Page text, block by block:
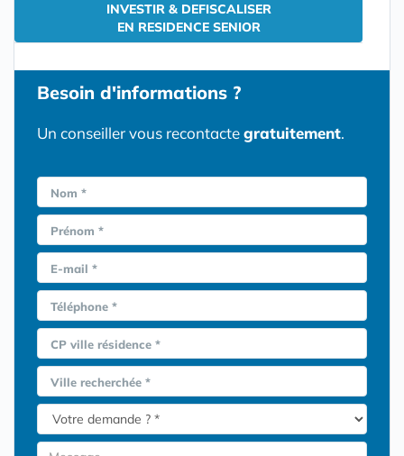
INVESTIR & DEFISCALISER
EN RESIDENCE SENIOR
Besoin d'informations ?
Un conseiller vous recontactegratuitement.
Nom *
Prénom *
E-mail *
Téléphone *
CP ville résidence *
Ville recherchée *